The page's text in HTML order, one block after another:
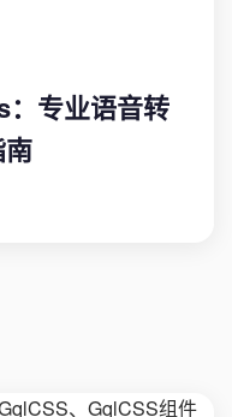
专业语音转